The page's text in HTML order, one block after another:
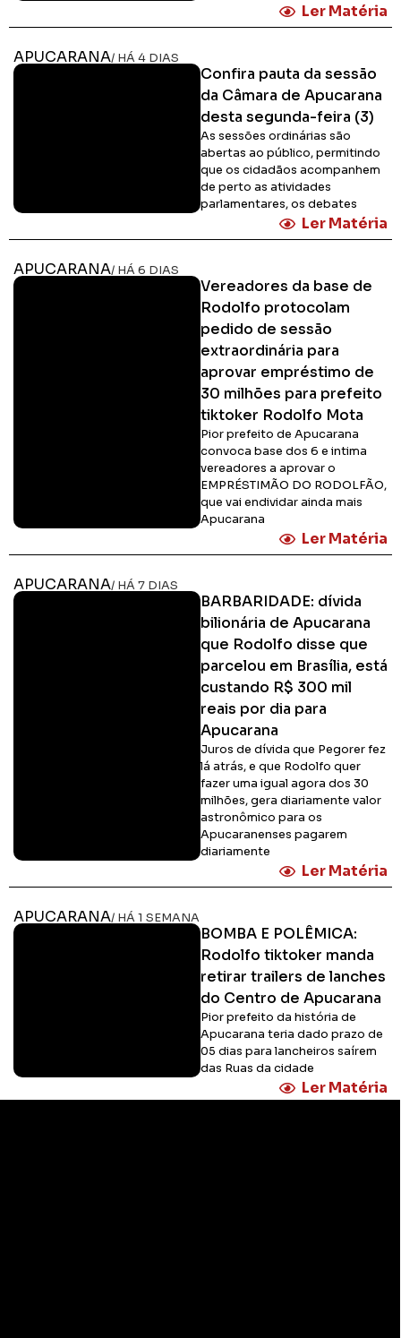
Ler Matéria
APUCARANA/ HÁ 4 DIAS
Confira pauta da sessão
da Câmara de Apucarana
desta segunda-feira (3)
As sessões ordinárias são
abertas ao público, permitindo
que os cidadãos acompanhem
de perto as atividades
parlamentares, os debates
Ler Matéria
APUCARANA/ HÁ 6 DIAS
Vereadores da base de
Rodolfo protocolam
pedido de sessão
extraordinária para
aprovar empréstimo de
30 milhões para prefeito
tiktoker Rodolfo Mota
Pior prefeito de Apucarana
convoca base dos 6 e intima
vereadores a aprovar o
EMPRÉSTIMÃO DO RODOLFÃO,
que vai endividar ainda mais
Apucarana
Ler Matéria
APUCARANA/ HÁ 7 DIAS
BARBARIDADE: dívida
bilionária de Apucarana
que Rodolfo disse que
parcelou em Brasília, está
custando R$ 300 mil
reais por dia para
Apucarana
Juros de dívida que Pegorer fez
lá atrás, e que Rodolfo quer
fazer uma igual agora dos 30
milhões, gera diariamente valor
astronômico para os
Apucaranenses pagarem
diariamente
Ler Matéria
APUCARANA/ HÁ 1 SEMANA
BOMBA E POLÊMICA:
Rodolfo tiktoker manda
retirar trailers de lanches
do Centro de Apucarana
Pior prefeito da história de
Apucarana teria dado prazo de
05 dias para lancheiros saírem
das Ruas da cidade
Ler Matéria